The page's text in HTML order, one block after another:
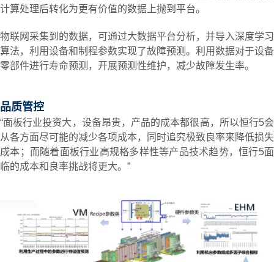
计算处理后转化为更有价值的数据上抛到平台。
物联网采集到的数据，可通过大数据平台分析，并导入深度学习
算法，利用设备和制程参数实现了故障预测。利用数据对于设备
零部件进行寿命预测，开展预测性维护，减少故障发生率。
品质管控
“面板行业投资大，设备昂贵，产品的成本都很高，所以恒行5会
从各方面尽可能的减少各项成本，同时追究极致良率来降低损失
成本；而随着面板行业高规格多样性等产品技术趋势，恒行5面
临的成本和良率挑战将更大。”